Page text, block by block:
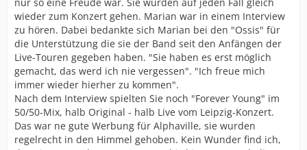
wieder zum Konzert gehen. Marian war in einem Interview
zu hören. Dabei bedankte sich Marian bei den "Ossis" für
die Unterstützung die sie der Band seit den Anfängen der
Live-Touren gegeben haben. "Sie haben es erst möglich
gemacht, das werd ich nie vergessen". "Ich freue mich
immer wieder hierher zu kommen".
Nach dem Interview spielten Sie noch "Forever Young" im
50/50-Mix, halb Original - halb Live vom Leipzig-Konzert.
Das war ne gute Werbung für Alphaville, sie wurden
regelrecht in den Himmel gehoben. Kein Wunder find ich,